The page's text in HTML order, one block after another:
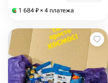
1 684 ₽ × 4 платежа